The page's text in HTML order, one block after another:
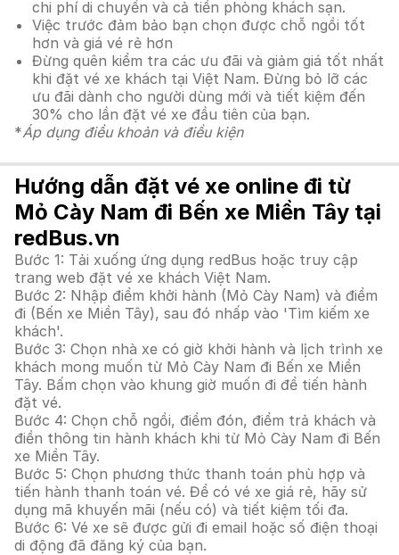
chi phí di chuyển và cả tiền phòng khách sạn.
Việc trước đảm bảo bạn chọn được chỗ ngồi tốt
hơn và giá vé rẻ hơn
Đừng quên kiểm tra các ưu đãi và giảm giá tốt nhất
khi đặt vé xe khách tại Việt Nam. Đừng bỏ lỡ các
ưu đãi dành cho người dùng mới và tiết kiệm đến
30% cho lần đặt vé xe đầu tiên của bạn.
*Áp dụng điều khoản và điều kiện
Hướng dẫn đặt vé xe online đi từ
Mỏ Cày Nam đi Bến xe Miền Tây tại
redBus.vn
Bước 1: Tải xuống ứng dụng redBus hoặc truy cập
trang web đặt vé xe khách Việt Nam.
Bước 2: Nhập điểm khởi hành (Mỏ Cày Nam) và điểm
đi (Bến xe Miền Tây), sau đó nhấp vào 'Tìm kiếm xe
khách'.
Bước 3: Chọn nhà xe có giờ khởi hành và lịch trình xe
khách mong muốn từ Mỏ Cày Nam đi Bến xe Miền
Tây. Bấm chọn vào khung giờ muốn đi để tiến hành
đặt vé.
Bước 4: Chọn chỗ ngồi, điểm đón, điểm trả khách và
điền thông tin hành khách khi từ Mỏ Cày Nam đi Bến
xe Miền Tây.
Bước 5: Chọn phương thức thanh toán phù hợp và
tiến hành thanh toán vé. Để có vé xe giá rẻ, hãy sử
dụng mã khuyến mãi (nếu có) và tiết kiệm tối đa.
Bước 6: Vé xe sẽ được gửi đi email hoặc số điện thoại
di động đã đăng ký của bạn.